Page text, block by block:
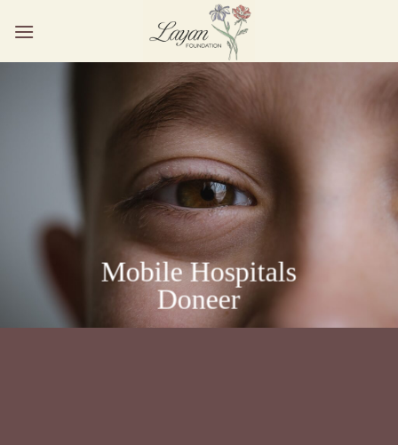
naar
Mobile Hospitals
Doneer